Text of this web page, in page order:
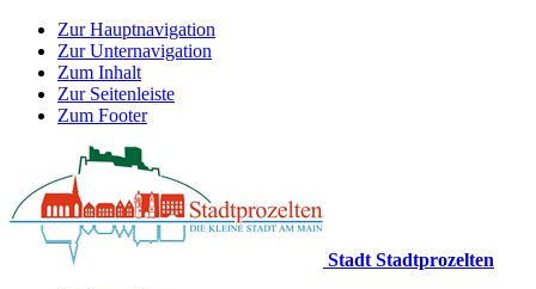
Zur Hauptnavigation
Zur Unternavigation
Zum Inhalt
Zur Seitenleiste
Zum Footer
Stadt Stadtprozelten